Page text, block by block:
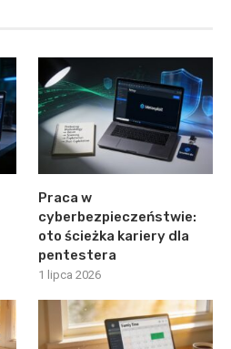
Praca w
cyberbezpieczeństwie:
oto ścieżka kariery dla
pentestera
1 lipca 2026